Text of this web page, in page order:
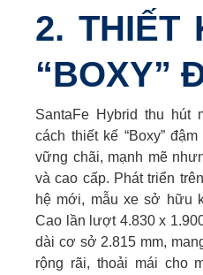
2. THIẾT
“BOXY”
SantaFe Hybrid thu hút
cách thiết kế “Boxy”
vững chãi, mạnh mẽ
và cao cấp. Phát triển
hệ mới, mẫu xe sở hữu
Cao lần lượt 4.830 x
dài cơ sở 2.815 mm,
rộng rãi, thoải mái cho